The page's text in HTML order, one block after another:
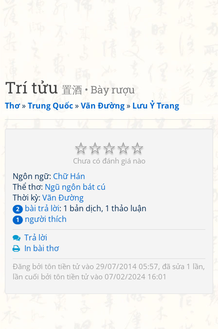
Trí tửu 置酒 • Bày rượu
Thơ»Trung Quốc»Vãn Đường» Lưu Ỷ Trang
☆
☆
☆
☆
☆
Chưa có đánh giá nào
Ngôn ngữ: Chữ Hán
Thể thơ: Ngũ ngôn bát cú
Thời kỳ: Vãn Đường
2 bài trả lời: 1 bản dịch, 1 thảo luận
1
người thích
Trả lời
In bài thơ
Đăng bởi tôn tiền tửvào 29/07/2014 05:57, đã sửa 1 lần,
lần cuối bởi tôn tiền tửvào 07/02/2024 16:01